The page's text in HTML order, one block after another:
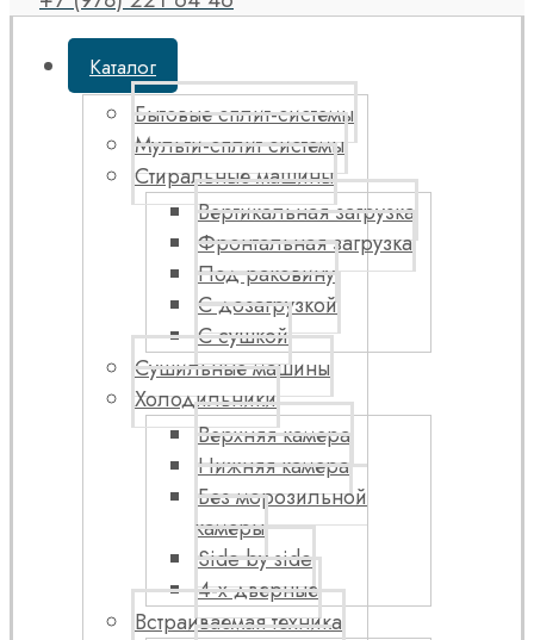
Каталог
Бытовые сплит-системы
Мульти-сплит системы
Стиральные машины
Вертикальная загрузка
Фронтальная загрузка
Под раковину
С дозагрузкой
С сушкой
Сушильные машины
Холодильники
Верхняя камера
Нижняя камера
Без морозильной
камеры
Side by side
4-х дверные
Встраиваемая техника